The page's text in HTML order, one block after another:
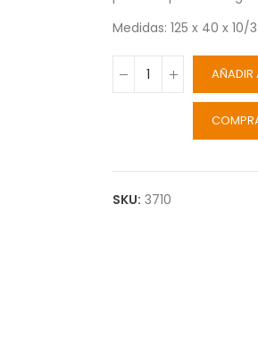
Medidas: 125 x 40 x 10/
AÑADIR
SKU: 3710